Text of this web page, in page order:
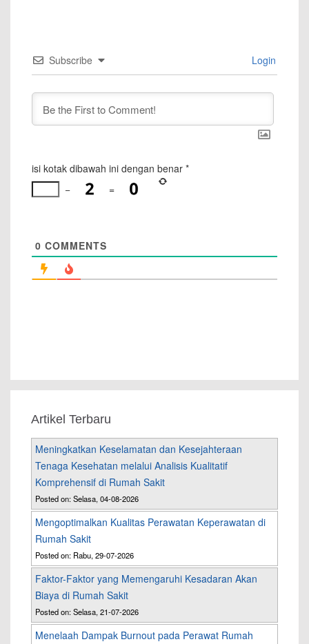
Subscribe Login
isi kotak dibawah ini dengan benar *
−
=
0 COMMENTS
Artikel Terbaru
Meningkatkan Keselamatan dan Kesejahteraan
Tenaga Kesehatan melalui Analisis Kualitatif
Komprehensif di Rumah Sakit
Posted on: Selasa, 04-08-2026
Mengoptimalkan Kualitas Perawatan Keperawatan di
Rumah Sakit
Posted on: Rabu, 29-07-2026
Faktor-Faktor yang Memengaruhi Kesadaran Akan
Biaya di Rumah Sakit
Posted on: Selasa, 21-07-2026
Menelaah Dampak Burnout pada Perawat Rumah